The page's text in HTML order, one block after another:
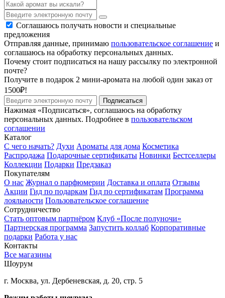
Соглашаюсь получать новости и специальные
предложения
Отправляя данные, принимаю пользовательское соглашение и
соглашаюсь на обработку персональных данных.
Почему стоит подписаться на нашу рассылку по электронной
почте?
Получите в подарок 2 мини-аромата на любой один заказ от
1500₽!
Подписаться
Нажимая «Подписаться», соглашаюсь на обработку
персональных данных. Подробнее в пользовательском
соглашении
Каталог
С чего начать? Духи Ароматы для дома Косметика
Распродажа Подарочные сертификаты Новинки Бестселлеры
Коллекции Подарки Предзаказ
Покупателям
О нас Журнал о парфюмерии Доставка и оплата Отзывы
Акции Гид по подаркам Гид по сертификатам Программа
лояльности Пользовательское соглашение
Сотрудничество
Стать оптовым партнёром Клуб «После полуночи»
Партнерская программа Запустить коллаб Корпоративные
подарки Работа у нас
Контакты
Все магазины
Шоурум
г. Москва, ул. Дербеневская, д. 20, стр. 5